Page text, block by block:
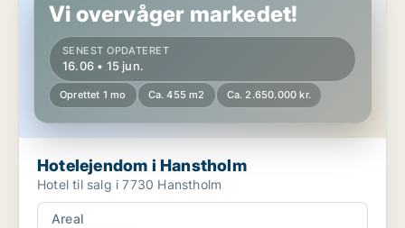
Vi overvåger markedet!
SENEST OPDATERET
16.06 • 15 jun.
Oprettet 1 mo Ca. 455 m2 Ca. 2.650.000 kr.
Hotelejendom i Hanstholm
Hotel til salg i 7730 Hanstholm
Areal